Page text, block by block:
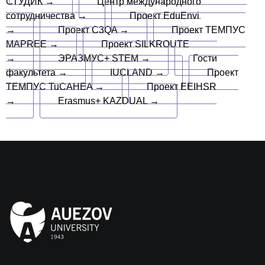
сотрудничества →
Проект EduEnvi
→
Проект C3QA →
Проект ТЕМПУС
MAPREE →
Проект SILKROUTE
→
ЭРАЗМУС+ STEM →
Гости
факультета →
IUCLAND →
Проект
ТЕМПУС TuCAHEA →
Проект EEIHSR
→
Erasmus+ KAZDUAL →